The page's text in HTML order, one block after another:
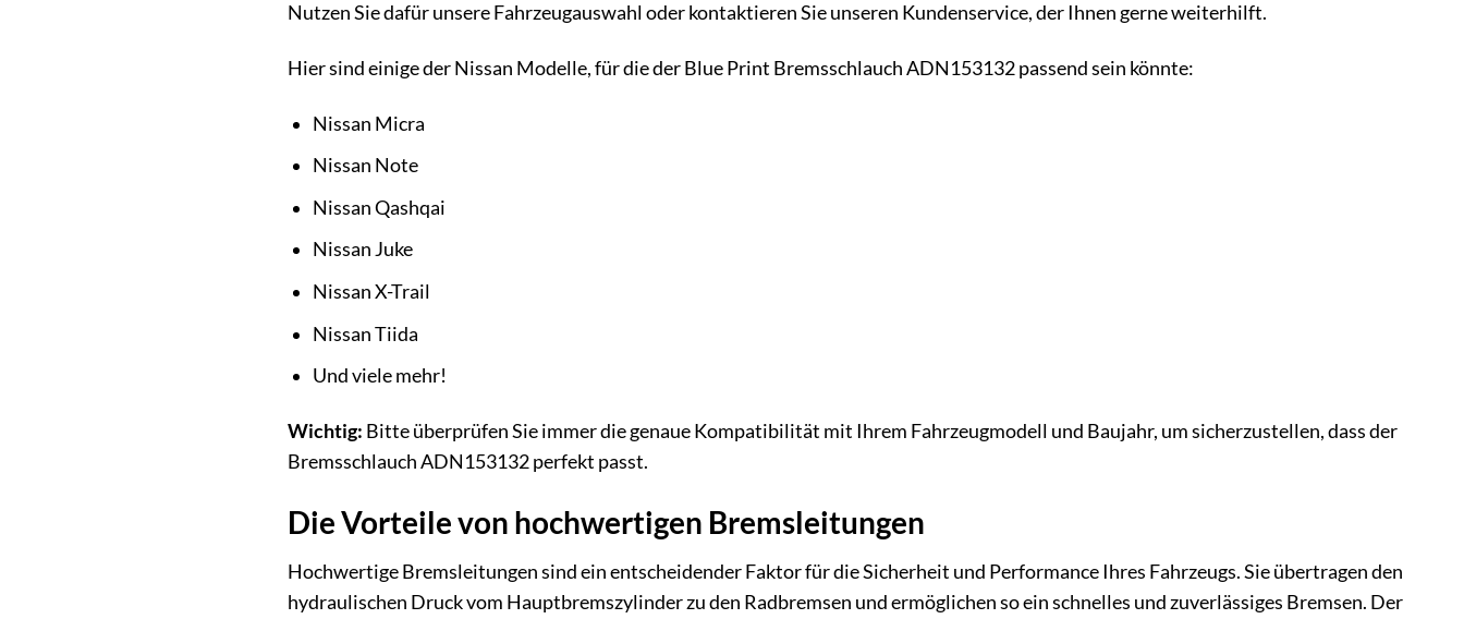
Nutzen Sie dafür unsere Fahrzeugauswahl oder kontaktieren Sie unseren Kundenservice, der Ihnen gerne weiterhilft.
Hier sind einige der Nissan Modelle, für die der Blue Print Bremsschlauch ADN153132 passend sein könnte:
Nissan Micra
Nissan Note
Nissan Qashqai
Nissan Juke
Nissan X-Trail
Nissan Tiida
Und viele mehr!
Wichtig: Bitte überprüfen Sie immer die genaue Kompatibilität mit Ihrem Fahrzeugmodell und Baujahr, um sicherzustellen, dass der
Bremsschlauch ADN153132 perfekt passt.
Die Vorteile von hochwertigen Bremsleitungen
Hochwertige Bremsleitungen sind ein entscheidender Faktor für die Sicherheit und Performance Ihres Fahrzeugs. Sie übertragen den
hydraulischen Druck vom Hauptbremszylinder zu den Radbremsen und ermöglichen so ein schnelles und zuverlässiges Bremsen. Der